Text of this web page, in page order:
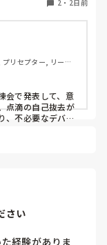
いてくれたりす
はそのような関
何か困っているこ
く、そのような
ーに対してはそ
うか。それと
方が一般的なの
いう関係もあり
くいって分かりま
に変わってしま
いてくれた先輩に
を聞きたいところ
2 ・ 2日前
リセプター, リーダ
会で発表して、意
点滴の自己抜去が
、不必要なデバイ
さい
経験がありま